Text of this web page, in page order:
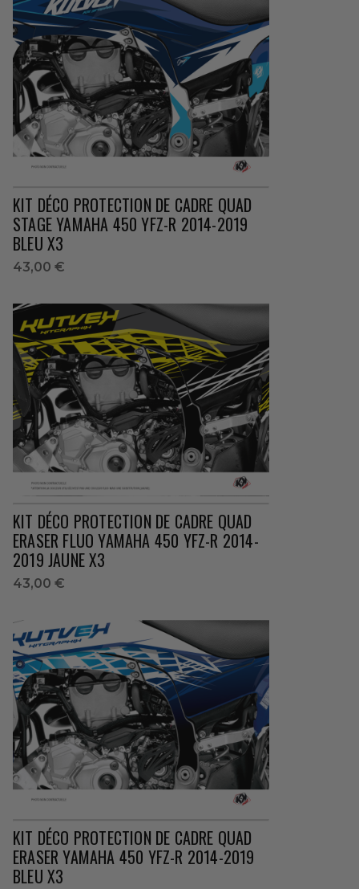
KIT DÉCO PROTECTION DE CADRE QUAD
STAGE YAMAHA 450 YFZ-R 2014-2019
BLEU X3
43,00 €
KIT DÉCO PROTECTION DE CADRE QUAD
ERASER FLUO YAMAHA 450 YFZ-R 2014-
2019 JAUNE X3
43,00 €
KIT DÉCO PROTECTION DE CADRE QUAD
ERASER YAMAHA 450 YFZ-R 2014-2019
BLEU X3